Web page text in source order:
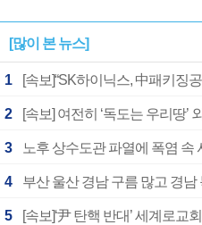
[많이 본 뉴스]
1 [속보]“SK하이닉스, 中패키징
2
3 노후 상수도관 파열에 폭염 속
4
5 [속보]‘尹 탄핵 반대’ 세계로교